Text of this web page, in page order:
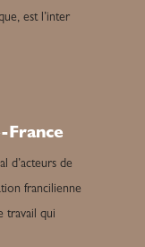
est l’inter
France
d’acteurs de
francilienne
travail qui